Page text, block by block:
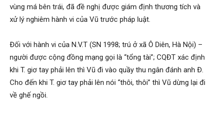
vùng má bên trái, đã đề nghị được giám định thương tích và
xử lý nghiêm hành vi của Vũ trước pháp luật.
Đối với hành vi của N.V.T (SN 1998; trú ở xã Ô Diên, Hà Nội) –
người được cộng đồng mạng gọi là “tổng tài”; CQĐT xác định
khi T. giơ tay phải lên thì Vũ đi vào quầy thu ngân đánh anh Đ.
Cho đến khi T. giơ tay phải lên nói “thôi, thôi” thì Vũ dừng lại đi
về ghế ngồi.